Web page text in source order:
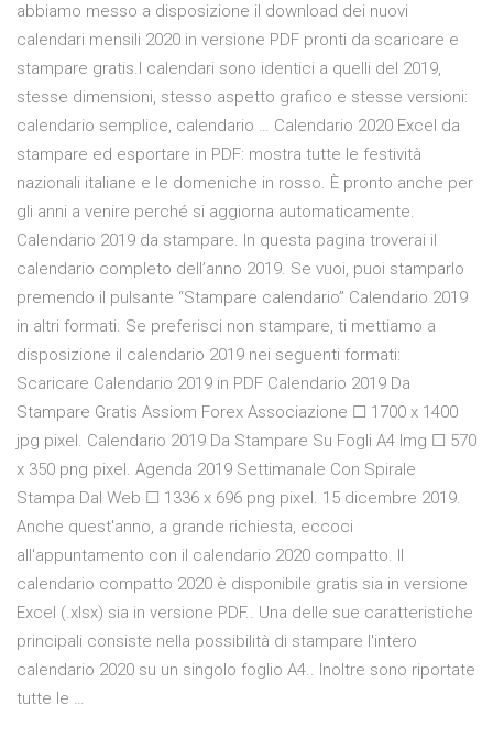
abbiamo messo a disposizione il download dei nuovi
calendari mensili 2020 in versione PDF pronti da scaricare e
stampare gratis.I calendari sono identici a quelli del 2019,
stesse dimensioni, stesso aspetto grafico e stesse versioni:
calendario semplice, calendario … Calendario 2020 Excel da
stampare ed esportare in PDF: mostra tutte le festività
nazionali italiane e le domeniche in rosso. È pronto anche per
gli anni a venire perché si aggiorna automaticamente.
Calendario 2019 da stampare. In questa pagina troverai il
calendario completo dell’anno 2019. Se vuoi, puoi stamparlo
premendo il pulsante “Stampare calendario” Calendario 2019
in altri formati. Se preferisci non stampare, ti mettiamo a
disposizione il calendario 2019 nei seguenti formati:
Scaricare Calendario 2019 in PDF Calendario 2019 Da
Stampare Gratis Assiom Forex Associazione ☐ 1700 x 1400
jpg pixel. Calendario 2019 Da Stampare Su Fogli A4 Img ☐ 570
x 350 png pixel. Agenda 2019 Settimanale Con Spirale
Stampa Dal Web ☐ 1336 x 696 png pixel. 15 dicembre 2019.
Anche quest'anno, a grande richiesta, eccoci
all'appuntamento con il calendario 2020 compatto. Il
calendario compatto 2020 è disponibile gratis sia in versione
Excel (.xlsx) sia in versione PDF.. Una delle sue caratteristiche
principali consiste nella possibilità di stampare l'intero
calendario 2020 su un singolo foglio A4.. Inoltre sono riportate
tutte le …